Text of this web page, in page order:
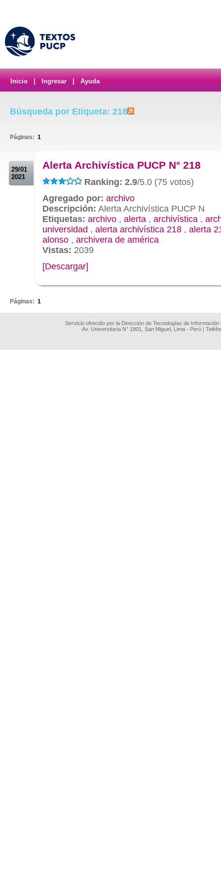
Inicio Ingresar Ayuda
Búsqueda por Etiqueta: 218
Páginas: 1
29/01
2021
Alerta Archivística PUCP N° 218
Ranking: 2.9/5.0 (75 votos)
Agregado por: archivo
Descripción: Alerta Archivística PUCP N
Etiquetas: archivo , alerta , archivística ,
universidad , alerta archivística 218 , alerta
alonso , archivera de américa
Vistas: 2039
[Descargar]
Páginas: 1
Servicio ofrecido por la Dirección de Tecnologías de
Av. Universitaria N° 1801, San Miguel, Lima - Perú |